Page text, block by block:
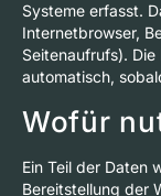
Systeme erfasst.
Internetbrowser,
Seitenaufrufs).
automatisch,
Wofür
Ein Teil der Daten
Bereitstellung der